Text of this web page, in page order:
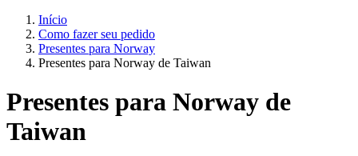
Início
Como fazer seu pedido
Presentes para Norway
Presentes para Norway de Taiwan
Presentes para Norway de
Taiwan